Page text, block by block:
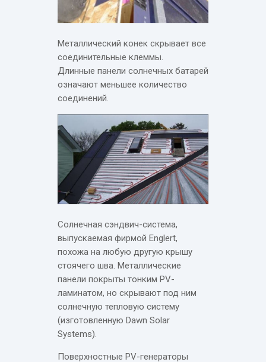
Металлический конек скрывает все
соединительные клеммы.
Длинные панели солнечных батарей
означают меньшее количество
соединений.
Солнечная сэндвич-система,
выпускаемая фирмой Englert,
похожа на любую другую крышу
стоячего шва. Металлические
панели покрыты тонким PV-
ламинатом, но скрывают под ним
солнечную тепловую систему
(изготовленную Dawn Solar
Systems).
Поверхностные PV-генераторы